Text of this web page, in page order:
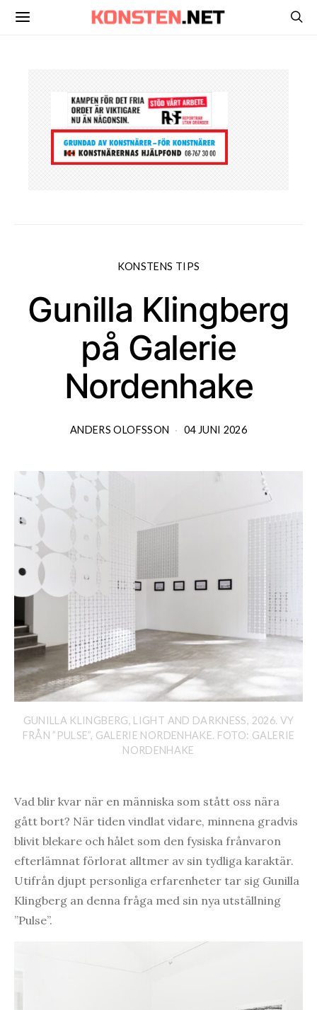
KONSTENS TIPS
Gunilla Klingberg
på Galerie
Nordenhake
ANDERS OLOFSSON 04 JUNI 2026
GUNILLA KLINGBERG, LIGHT AND DARKNESS, 2026. VY
FRÅN ”PULSE”, GALERIE NORDENHAKE. FOTO: GALERIE
NORDENHAKE
Vad blir kvar när en människa som stått oss nära
gått bort? När tiden vindlat vidare, minnena gradvis
blivit blekare och hålet som den fysiska frånvaron
efterlämnat förlorat alltmer av sin tydliga karaktär.
Utifrån djupt personliga erfarenheter tar sig Gunilla
Klingberg an denna fråga med sin nya utställning
”Pulse”.